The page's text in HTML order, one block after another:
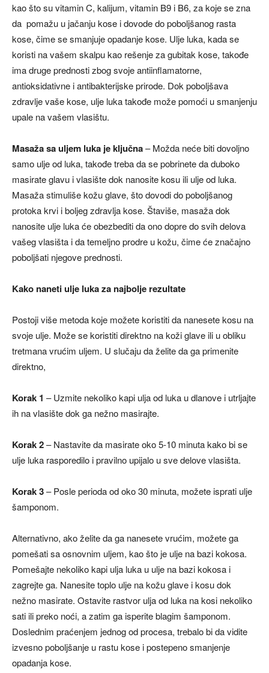
kao što su vitamin C, kalijum, vitamin B9 i B6, za koje se zna
da pomažu u jačanju kose i dovode do poboljšanog rasta
kose, čime se smanjuje opadanje kose. Ulje luka, kada se
koristi na vašem skalpu kao rešenje za gubitak kose, takođe
ima druge prednosti zbog svoje antiinflamatorne,
antioksidativne i antibakterijske prirode. Dok poboljšava
zdravlje vaše kose, ulje luka takođe može pomoći u smanjenju
upale na vašem vlasištu.
Masaža sa uljem luka je ključna– Možda neće biti dovoljno
samo ulje od luka, takođe treba da se pobrinete da duboko
masirate glavu i vlasište dok nanosite kosu ili ulje od luka.
Masaža stimuliše kožu glave, što dovodi do poboljšanog
protoka krvi i boljeg zdravlja kose. Štaviše, masaža dok
nanosite ulje luka će obezbediti da ono dopre do svih delova
vašeg vlasišta i da temeljno prodre u kožu, čime će značajno
poboljšati njegove prednosti.
Kako naneti ulje luka za najbolje rezultate
Postoji više metoda koje možete koristiti da nanesete kosu na
svoje ulje. Može se koristiti direktno na koži glave ili u obliku
tretmana vrućim uljem. U slučaju da želite da ga primenite
direktno,
Korak 1 – Uzmite nekoliko kapi ulja od luka u dlanove i utrljajte
ih na vlasište dok ga nežno masirajte.
Korak 2– Nastavite da masirate oko 5-10 minuta kako bi se
ulje luka rasporedilo i pravilno upijalo u sve delove vlasišta.
Korak 3– Posle perioda od oko 30 minuta, možete isprati ulje
šamponom.
Alternativno, ako želite da ga nanesete vrućim, možete ga
pomešati sa osnovnim uljem, kao što je ulje na bazi kokosa.
Pomešajte nekoliko kapi ulja luka u ulje na bazi kokosa i
zagrejte ga. Nanesite toplo ulje na kožu glave i kosu dok
nežno masirate. Ostavite rastvor ulja od luka na kosi nekoliko
sati ili preko noći, a zatim ga isperite blagim šamponom.
Doslednim praćenjem jednog od procesa, trebalo bi da vidite
izvesno poboljšanje u rastu kose i postepeno smanjenje
opadanja kose.